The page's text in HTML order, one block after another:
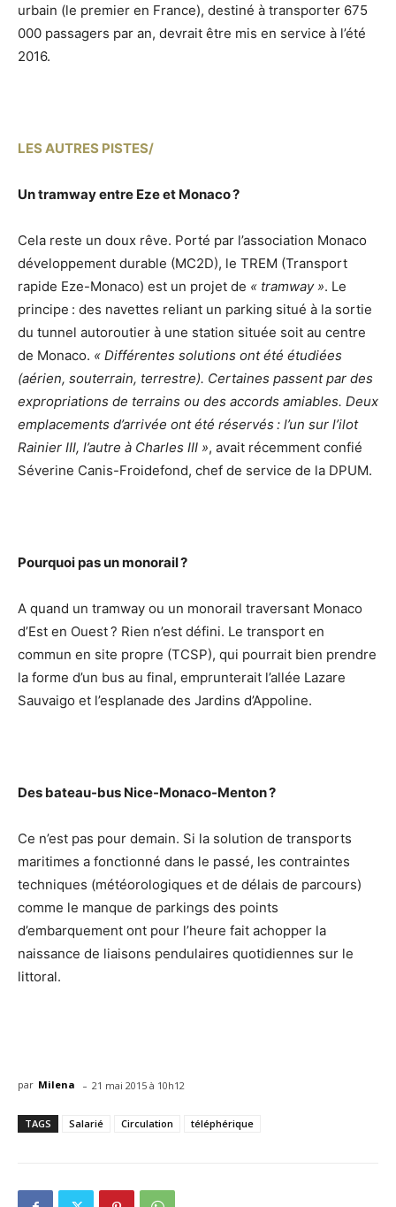
urbain (le premier en France), destiné à transporter 675
000 passagers par an, devrait être mis en service à l’été
2016.
LES AUTRES PISTES/
Un tramway entre Eze et Monaco ?
Cela reste un doux rêve. Porté par l’association Monaco
développement durable (MC2D), le TREM (Transport
rapide Eze-Monaco) est un projet de « tramway ». Le
principe : des navettes reliant un parking situé à la sortie
du tunnel autoroutier à une station située soit au centre
de Monaco. « Différentes solutions ont été étudiées
(aérien, souterrain, terrestre). Certaines passent par des
expropriations de terrains ou des accords amiables. Deux
emplacements d’arrivée ont été réservés : l’un sur l’ilot
Rainier III, l’autre à Charles III », avait récemment confié
Séverine Canis-Froidefond, chef de service de la DPUM.
Pourquoi pas un monorail ?
A quand un tramway ou un monorail traversant Monaco
d’Est en Ouest ? Rien n’est défini. Le transport en
commun en site propre (TCSP), qui pourrait bien prendre
la forme d’un bus au final, emprunterait l’allée Lazare
Sauvaigo et l’esplanade des Jardins d’Appoline.
Des bateau-bus Nice-Monaco-Menton ?
Ce n’est pas pour demain. Si la solution de transports
maritimes a fonctionné dans le passé, les contraintes
techniques (météorologiques et de délais de parcours)
comme le manque de parkings des points
d’embarquement ont pour l’heure fait achopper la
naissance de liaisons pendulaires quotidiennes sur le
littoral.
par Milena - 21 mai 2015 à 10h12
TAGS Salarié Circulation téléphérique